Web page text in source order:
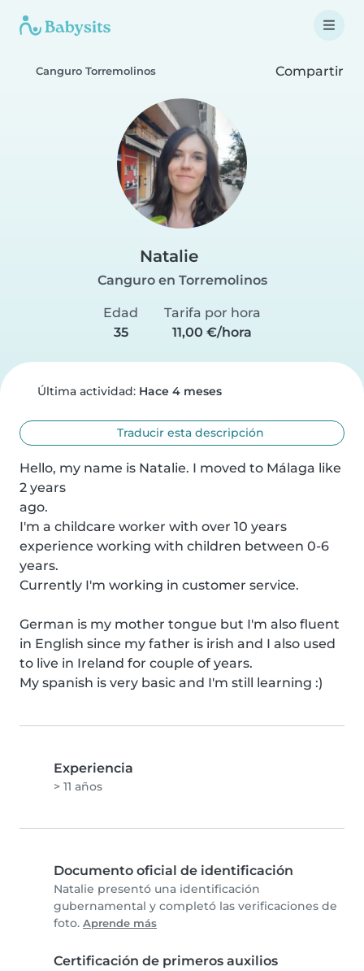
Canguro Torremolinos Compartir
Natalie
Canguro en Torremolinos
Edad
35
Tarifa por hora
11,00 €/hora
Última actividad: Hace 4 meses
Traducir esta descripción
Hello, my name is Natalie. I moved to Málaga like
2 years
ago.
I'm a childcare worker with over 10 years
experience working with children between 0-6
years.
Currently I'm working in customer service.
German is my mother tongue but I'm also fluent
in English since my father is irish and I also used
to live in Ireland for couple of years.
My spanish is very basic and I'm still learning :)
Experiencia
> 11 años
Documento oficial de identificación
Natalie presentó una identificación
gubernamental y completó las verificaciones de
foto. Aprende más
Certificación de primeros auxilios